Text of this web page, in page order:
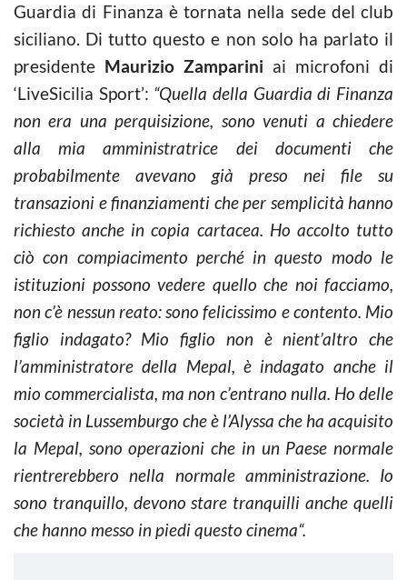
Guardia di Finanza è tornata nella sede del club
siciliano. Di tutto questo e non solo ha parlato il
presidente Maurizio Zamparini ai microfoni di
‘LiveSicilia Sport’: “Quella della Guardia di Finanza
non era una perquisizione, sono venuti a chiedere
alla mia amministratrice dei documenti che
probabilmente avevano già preso nei file su
transazioni e finanziamenti che per semplicità hanno
richiesto anche in copia cartacea. Ho accolto tutto
ciò con compiacimento perché in questo modo le
istituzioni possono vedere quello che noi facciamo,
non c’è nessun reato: sono felicissimo e contento. Mio
figlio indagato? Mio figlio non è nient’altro che
l’amministratore della Mepal, è indagato anche il
mio commercialista, ma non c’entrano nulla. Ho delle
società in Lussemburgo che è l’Alyssa che ha acquisito
la Mepal, sono operazioni che in un Paese normale
rientrerebbero nella normale amministrazione. Io
sono tranquillo, devono stare tranquilli anche quelli
che hanno messo in piedi questo cinema“.